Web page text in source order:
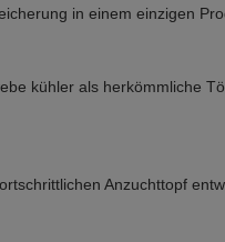
in einem einzigen
kühler als herkömmliche
Anzuchttopf